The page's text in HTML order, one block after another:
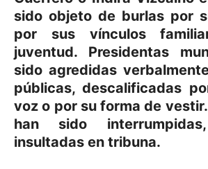
sido objeto de burlas por
por sus vínculos
juventud. Presidentas
sido agredidas
públicas, descalificadas
voz o por su forma de
han sido
insultadas en tribuna.